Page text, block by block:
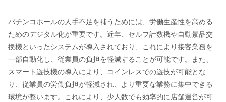
パチンコホールの人手不足を補うためには、労働生産性を高める
ためのデジタル化が重要です。近年、セルフ計数機や自動景品交
換機といったシステムが導入されており、これにより接客業務を
一部自動化し、従業員の負担を軽減することが可能です。また、
スマート遊技機の導入により、コインレスでの遊技が可能とな
り、従業員の労働負担が軽減され、より重要な業務に集中できる
環境が整います。これにより、少人数でも効率的に店舗運営が可